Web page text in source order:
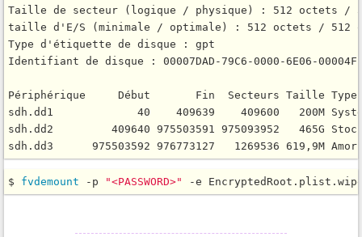
Taille de secteur (logique / physique) : 512 octets /
taille d'E/S (minimale / optimale) : 512 octets / 512
Type d'étiquette de disque : gpt
Identifiant de disque : 00007DAD-79C6-0000-6E06-
Périphérique     Début       Fin  Secteurs Taille Type
sdh.dd1             40    409639    409600   200M
sdh.dd2         409640 975503591 975093952   465G
$ fvdemount -p "<PASSWORD>" -e